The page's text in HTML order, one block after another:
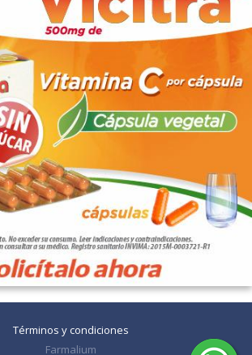
Términos y condiciones
Farmalium